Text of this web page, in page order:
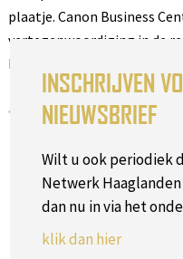
plaatje. Canon Business
vertegenwoordiging in de
Rijnland, Bollenstreek en
Terug naar het overzicht
INSCHRIJVEN
NIEUWSBRIEF
Wilt u ook periodiek
Netwerk
dan nu in via het
klik dan hier